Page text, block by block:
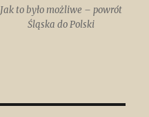
Jak to było możliwe – powrót
Śląska do Polski